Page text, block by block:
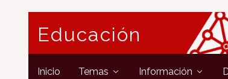
Educación
Inicio Temas Información